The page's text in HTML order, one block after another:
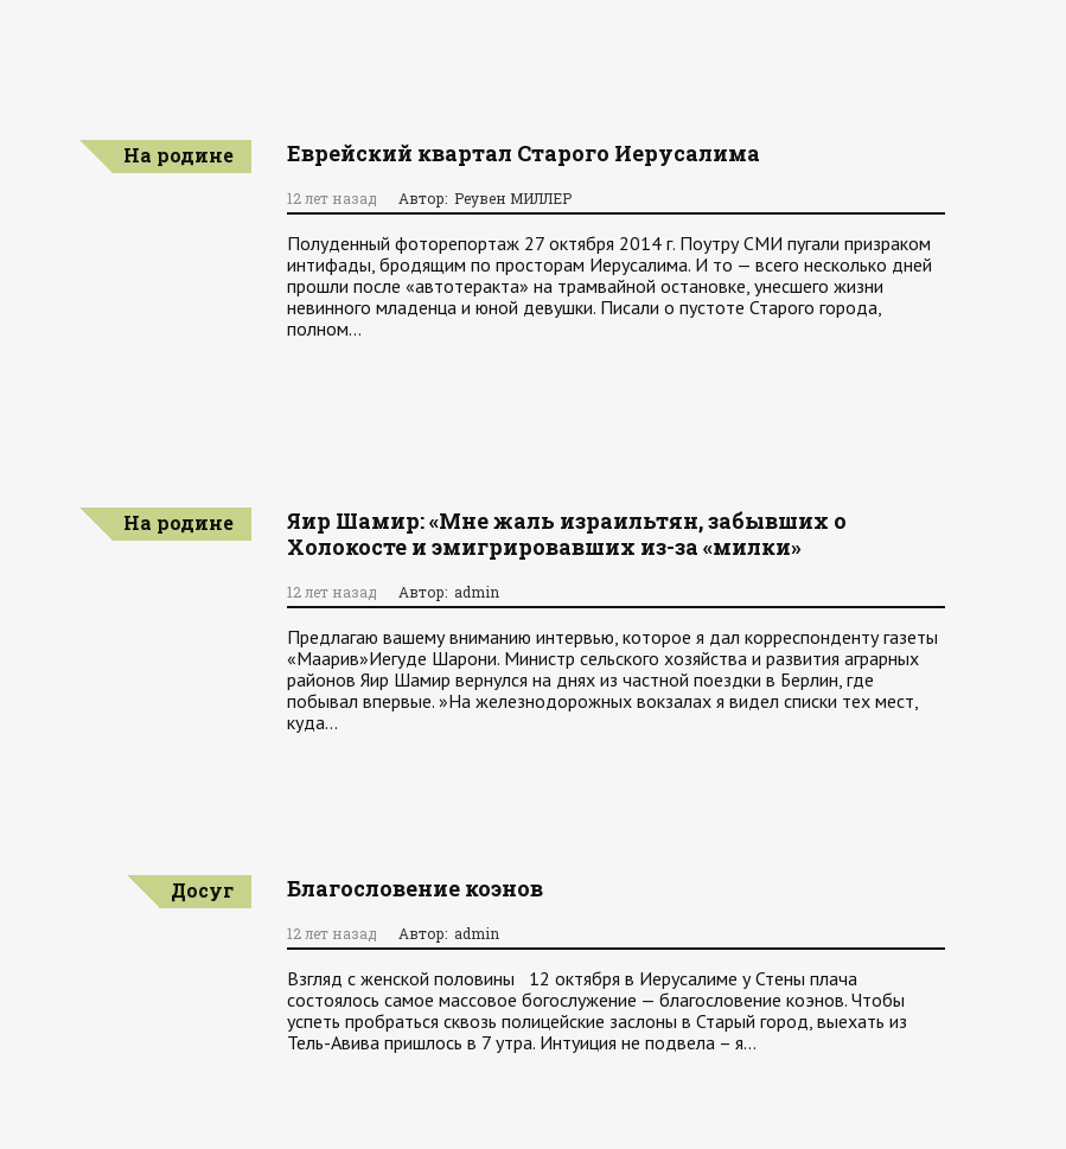
На родине Еврейский квартал Старого Иерусалима
12 лет назад Автор: Реувен МИЛЛЕР
Полуденный фоторепортаж 27 октября 2014 г. Поутру СМИ пугали призраком
интифады, бродящим по просторам Иерусалима. И то — всего несколько дней
прошли после «автотеракта» на трамвайной остановке, унесшего жизни
невинного младенца и юной девушки. Писали о пустоте Старого города,
полном…
На родине
Яир Шамир: «Мне жаль израильтян, забывших о
Холокосте и эмигрировавших из-за «милки»
12 лет назад Автор: admin
Предлагаю вашему вниманию интервью, которое я дал корреспонденту газеты
«Маарив»Иегуде Шарони. Министр сельского хозяйства и развития аграрных
районов Яир Шамир вернулся на днях из частной поездки в Берлин, где
побывал впервые. »На железнодорожных вокзалах я видел списки тех мест,
куда…
Досуг Благословение коэнов
12 лет назад Автор: admin
Взгляд с женской половины 12 октября в Иерусалиме у Стены плача
состоялось самое массовое богослужение — благословение коэнов. Чтобы
успеть пробраться сквозь полицейские заслоны в Старый город, выехать из
Тель-Авива пришлось в 7 утра. Интуиция не подвела – я…